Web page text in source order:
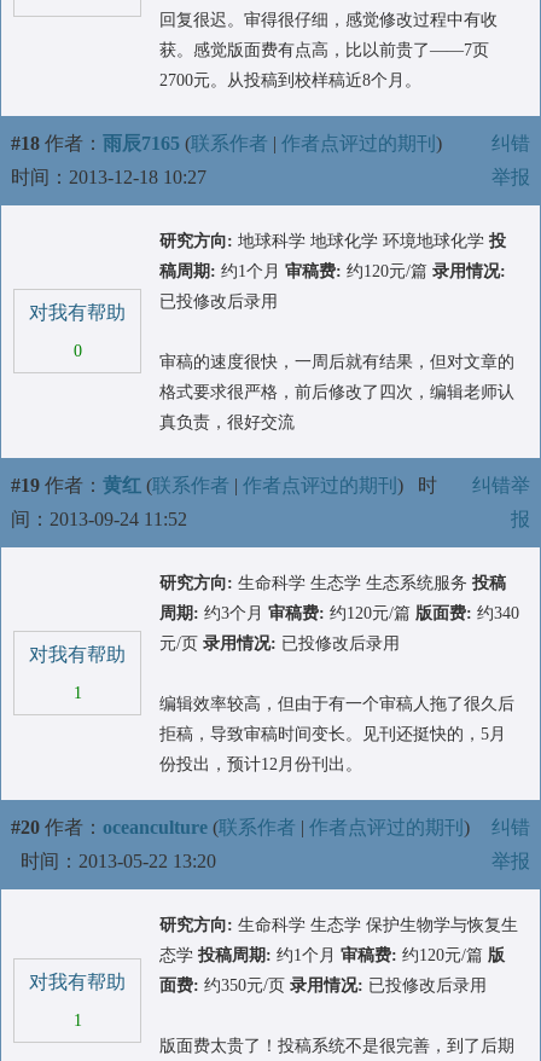
回复很迟。审得很仔细，感觉修改过程中有收
获。感觉版面费有点高，比以前贵了——7页
2700元。从投稿到校样稿近8个月。
#18 作者： 雨辰7165 (联系作者 | 作者点评过的期刊 )
时间：2013-12-18 10:27
纠错
举报
对我有帮助
0
研究方向: 地球科学 地球化学 环境地球化学 投
稿周期: 约1个月 审稿费: 约120元/篇 录用情况:
已投修改后录用
审稿的速度很快，一周后就有结果，但对文章的
格式要求很严格，前后修改了四次，编辑老师认
真负责，很好交流
#19 作者： 黄红 (联系作者 | 作者点评过的期刊 ) 时
间：2013-09-24 11:52
纠错举
报
对我有帮助
1
研究方向: 生命科学 生态学 生态系统服务 投稿
周期: 约3个月 审稿费: 约120元/篇 版面费: 约340
元/页 录用情况: 已投修改后录用
编辑效率较高，但由于有一个审稿人拖了很久后
拒稿，导致审稿时间变长。见刊还挺快的，5月
份投出，预计12月份刊出。
#20 作者： oceanculture (联系作者 | 作者点评过的期刊 )
时间：2013-05-22 13:20
纠错
举报
对我有帮助
1
研究方向: 生命科学 生态学 保护生物学与恢复生
态学 投稿周期: 约1个月 审稿费: 约120元/篇 版
面费: 约350元/页 录用情况: 已投修改后录用
版面费太贵了！投稿系统不是很完善，到了后期